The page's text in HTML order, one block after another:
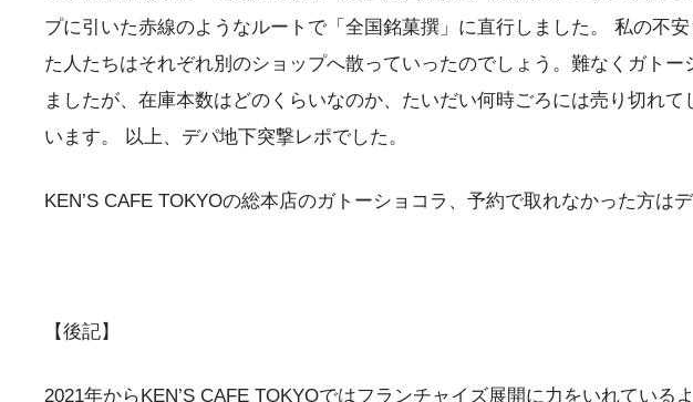
プに引いた赤線のようなルートで「全国銘菓撰」に直行しました。 私の不
た人たちはそれぞれ別のショップへ散っていったのでしょう。難なくガト
ましたが、在庫本数はどのくらいなのか、たいだい何時ごろには売り切れ
います。 以上、デパ地下突撃レポでした。
KEN’S CAFE TOKYOの総本店のガトーショコラ、予約で取れなかった方
【後記】
2021年からKEN’S CAFE TOKYOではフランチャイズ展開に力をいれてい